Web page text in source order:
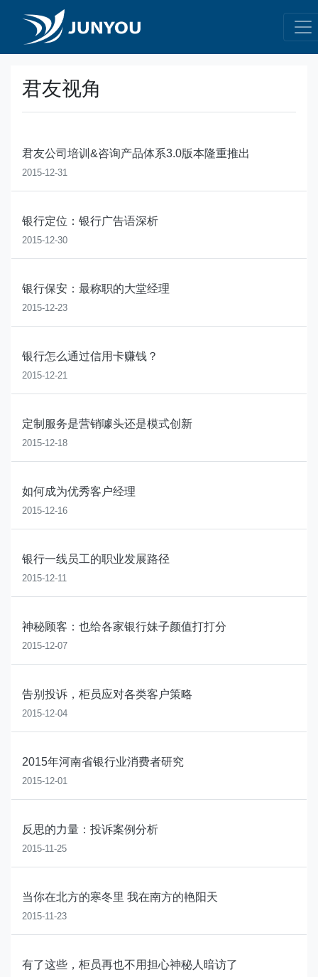
君友视角
君友公司培训&咨询产品体系3.0版本隆重推出
2015-12-31
银行定位：银行广告语深析
2015-12-30
银行保安：最称职的大堂经理
2015-12-23
银行怎么通过信用卡赚钱？
2015-12-21
定制服务是营销噱头还是模式创新
2015-12-18
如何成为优秀客户经理
2015-12-16
银行一线员工的职业发展路径
2015-12-11
神秘顾客：也给各家银行妹子颜值打打分
2015-12-07
告别投诉，柜员应对各类客户策略
2015-12-04
2015年河南省银行业消费者研究
2015-12-01
反思的力量：投诉案例分析
2015-11-25
当你在北方的寒冬里 我在南方的艳阳天
2015-11-23
有了这些，柜员再也不用担心神秘人暗访了